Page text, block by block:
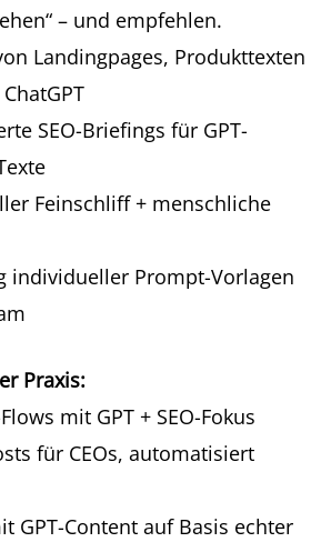
– und empfehlen.
Landingpages, Produkttexten
SEO-Briefings für GPT-
Feinschliff + menschliche
individueller Prompt-Vorlagen
Praxis:
mit GPT + SEO-Fokus
für CEOs, automatisiert
GPT-Content auf Basis echter